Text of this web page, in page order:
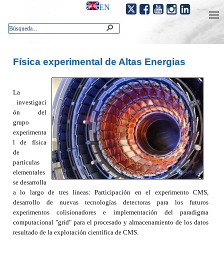
EN
Física experimental de Altas Energias
La
investigaci
ón del
grupo
experimenta
l de física
de
partículas
elementales
se desarrolla
a lo largo de tres lineas: Participación en el experimento CMS,
desarrollo de nuevas tecnologías detectoras para los futuros
experimentos colisionadores e implementación del paradigma
computacional "grid" para el procesado y almacenamiento de los datos
resultado de la explotación científica de CMS.